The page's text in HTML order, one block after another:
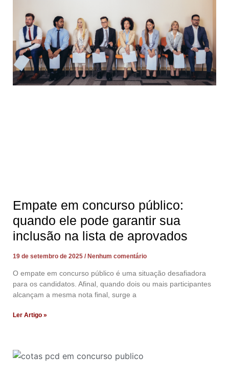
Empate em concurso público:
quando ele pode garantir sua
inclusão na lista de aprovados
19 de setembro de 2025 Nenhum comentário
O empate em concurso público é uma situação desafiadora
para os candidatos. Afinal, quando dois ou mais participantes
alcançam a mesma nota final, surge a
Ler Artigo »